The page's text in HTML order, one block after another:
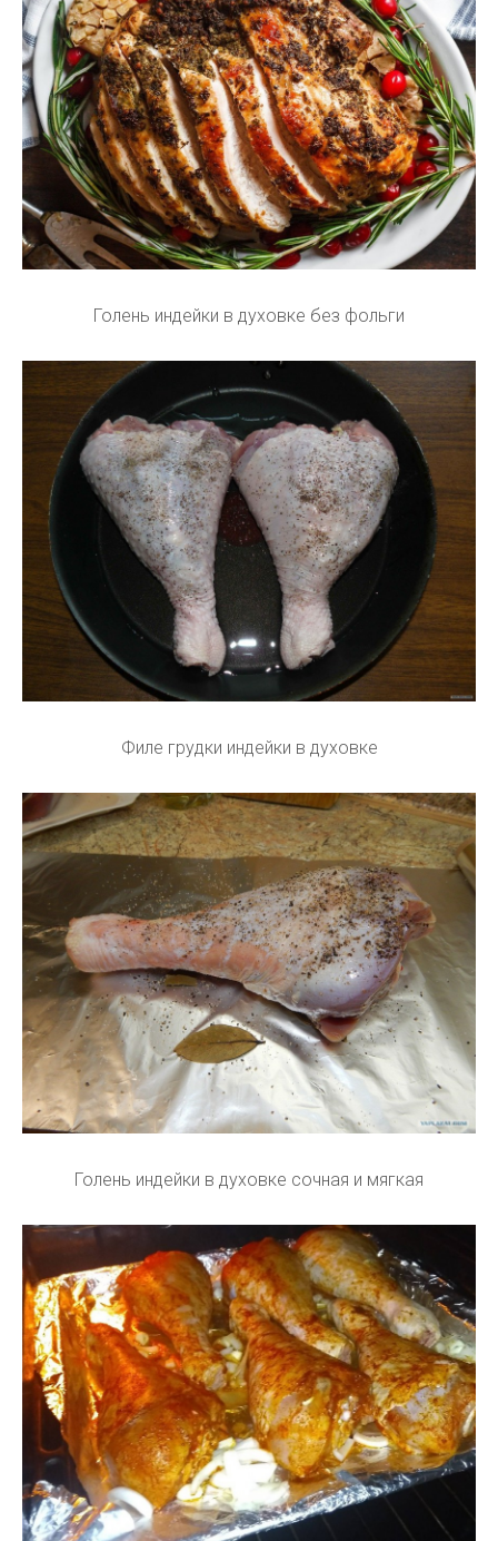
Голень индейки в духовке без фольги
Филе грудки индейки в духовке
Голень индейки в духовке сочная и мягкая